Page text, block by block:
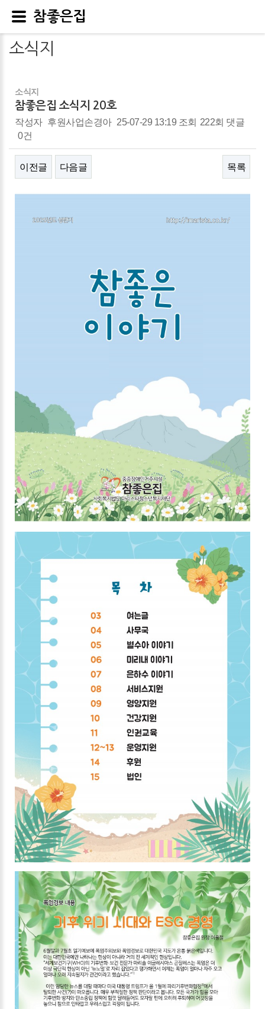
소식지
소식지
참좋은집 소식지 20호
작성자 후원사업손경아 25-07-29 13:19 조회 222회 댓글
0건
이전글 다음글 목록
본문
참좋은집